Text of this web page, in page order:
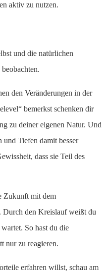
aktiv zu nutzen.
und die natürlichen
den Veränderungen in der
bemerkst schenken dir
zu deiner eigenen Natur. Und
und Tiefen damit besser
dass sie Teil des
Zukunft mit dem
den Kreislauf weißt du
So hast du die
nur zu reagieren.
erfahren willst, schau am